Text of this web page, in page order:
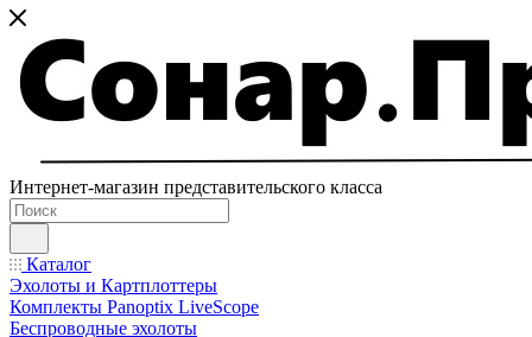
Интернет-магазин представительского класса
Каталог
Эхолоты и Картплоттеры
Комплекты Panoptix LiveScope
Беспроводные эхолоты